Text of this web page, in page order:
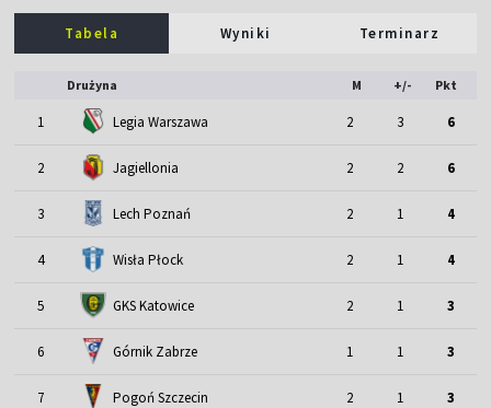
Tabela Wyniki Terminarz
Drużyna M +/- Pkt
1 Legia Warszawa 2 3 6
2 Jagiellonia 2 2 6
3 Lech Poznań 2 1 4
4 Wisła Płock 2 1 4
5 GKS Katowice 2 1 3
6 Górnik Zabrze 1 1 3
7 Pogoń Szczecin 2 1 3